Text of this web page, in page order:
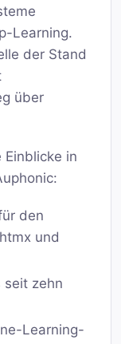
Learning.
der Stand
über
in
den
und
seit zehn
Learning-